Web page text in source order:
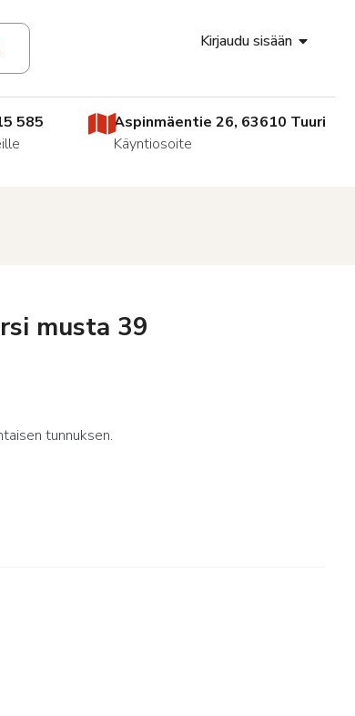
Kirjaudu sisään
585
Aspinmäentie 26, 63610 Tuuri
Käyntiosoite
musta 39
tunnuksen.